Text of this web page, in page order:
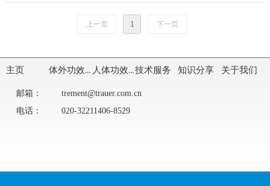
上一页 1 下一页
主页 体外功效评价 人体功效评价技术服务 知识分享 关于我们
邮箱：
trement@trauer.com.cn
电话：
020-32211406-8529